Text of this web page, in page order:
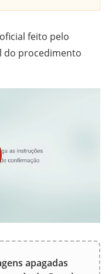
feito pelo
do procedimento
apagadas